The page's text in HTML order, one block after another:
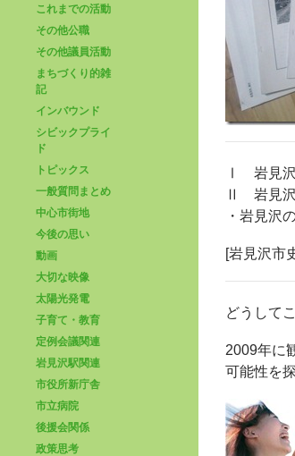
Ⅰ 岩見沢
Ⅱ 岩見沢
・岩見沢
[岩見沢市
どうして
2009年に
可能性を
これまでの活動
その他公職
その他議員活動
まちづくり的雑
記
インバウンド
シビックプライ
ド
トピックス
一般質問まとめ
中心市街地
今後の思い
動画
大切な映像
太陽光発電
子育て・教育
定例会議関連
岩見沢駅関連
市役所新庁舎
市立病院
後援会関係
政策思考